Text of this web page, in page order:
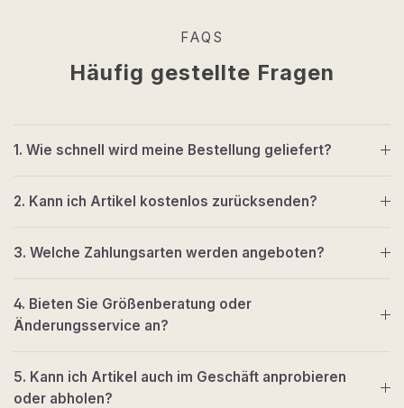
FAQS
Häufig gestellte Fragen
1. Wie schnell wird meine Bestellung geliefert?
2. Kann ich Artikel kostenlos zurücksenden?
3. Welche Zahlungsarten werden angeboten?
4. Bieten Sie Größenberatung oder
Änderungsservice an?
5. Kann ich Artikel auch im Geschäft anprobieren
oder abholen?